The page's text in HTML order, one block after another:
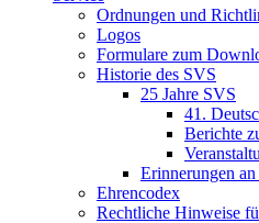
Ordnungen und
Logos
Formulare zum
Historie des SVS
25 Jahre SVS
41.
Berichte
Erinnerungen
Ehrencodex
Rechtliche Hinweise